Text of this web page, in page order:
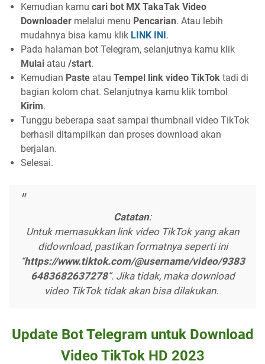
Kemudian kamu cari bot MX TakaTak Video
Downloader melalui menu Pencarian. Atau lebih
mudahnya bisa kamu klik LINK INI.
Pada halaman bot Telegram, selanjutnya kamu klik
Mulai atau /start.
Kemudian Paste atau Tempel link video TikTok tadi di
bagian kolom chat. Selanjutnya kamu klik tombol
Kirim.
Tunggu beberapa saat sampai thumbnail video TikTok
berhasil ditampilkan dan proses download akan
berjalan.
Selesai.
Catatan:
Untuk memasukkan link video TikTok yang akan
didownload, pastikan formatnya seperti ini
“https://www.tiktok.com/@username/video/9383
6483682637278”. Jika tidak, maka download
video TikTok tidak akan bisa dilakukan.
Update Bot Telegram untuk Download
Video TikTok HD 2023